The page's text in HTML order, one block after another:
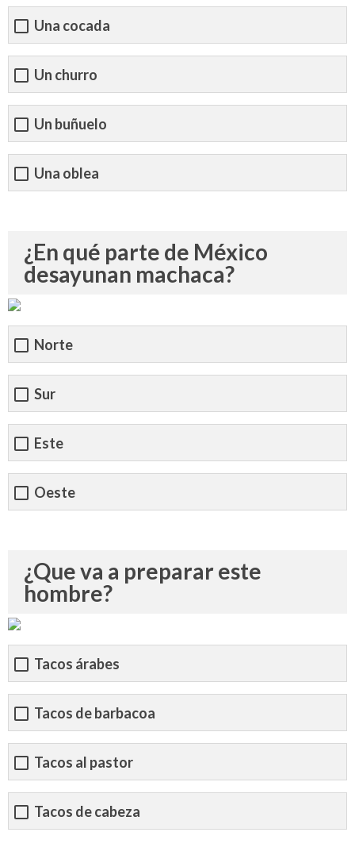
Una cocada
Un churro
Un buñuelo
Una oblea
¿En qué parte de México
desayunan machaca?
Norte
Sur
Este
Oeste
¿Que va a preparar este
hombre?
Tacos árabes
Tacos de barbacoa
Tacos al pastor
Tacos de cabeza